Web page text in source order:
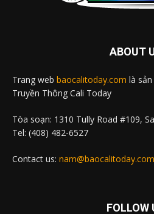
ABOUT
Trang web baocalitoday.com là
Truyền Thông Cali Today
Tòa soạn: 1310 Tully Road #109,
Tel: (408) 482-6527
Contact us: nam@baocalitoday.com
FOLLOW